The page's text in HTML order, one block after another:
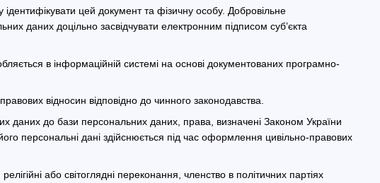
цей документ та фізичну особу. Добровільне
даних доцільно засвідчувати електронним підписом суб’єкта
в інформаційній системі на основі документованих програмно-
відносин відповідно до чинного законодавства.
даних до бази персональних даних, права, визначені Законом України
персональні дані здійснюється під час оформлення цивільно-правових
або світоглядні переконання, членство в політичних партіях